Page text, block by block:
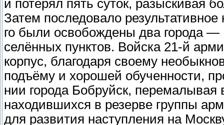
и потерял пять суток, разыскивая
Затем последовало результативное
го были освобождены два города
селённых пунктов. Войска 21-й
корпус, благодаря своему
подъёму и хорошей обученности,
нии города Бобруйск, перемалывая
находившихся в резерве группы
для развития наступления на